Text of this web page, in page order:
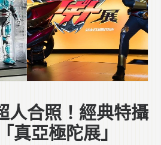
人合照！經典特攝
真亞極陀展」